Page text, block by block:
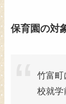
保育園の対
竹富町
校就学